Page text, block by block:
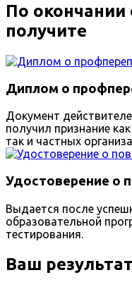
По окончании
получите
Диплом о
Документ
получил признание
так и частных
Удостоверение о
Выдается после
образовательной
тестирования.
Ваш